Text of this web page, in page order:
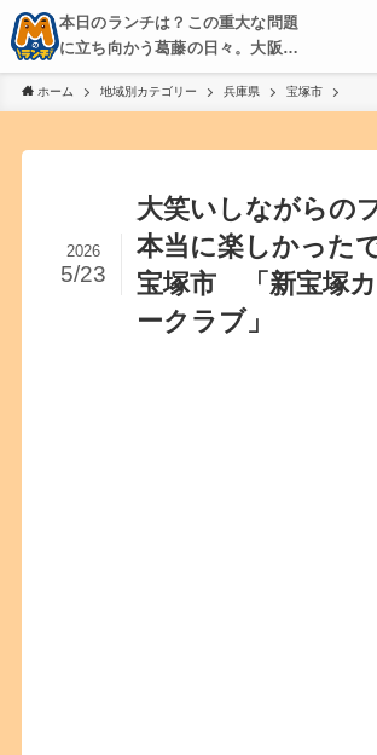
本日のランチは？この重大な問題
に立ち向かう葛藤の日々。大阪・
京都・神戸を中心とした食べ歩
き、飲み歩きを綴る。
ホーム 地域別カテゴリー 兵庫県 宝塚市
大笑いしながらの
本当に楽しかった
宝塚市 「新宝塚
ークラブ」
2026
5/23